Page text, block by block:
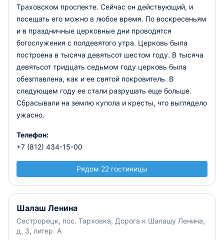
Траховском проспекте. Сейчас он действующий, и
посещать его можно в любое время. По воскресеньям
и в праздничные церковные дни проводятся
богослужения с полдевятого утра. Церковь была
построена в тысяча девятьсот шестом году. В тысяча
девятьсот тридцать седьмом году церковь была
обезглавлена, как и ее святой покровитель. В
следующем году ее стали разрушать еще больше.
Сбрасывали на землю купола и кресты, что выглядело
ужасно.
Телефон:
+7 (812) 434-15-00
Рядом 22 гостиницы
Шалаш Ленина
Сестрорецк, пос. Тарховка, Дорога к Шалашу Ленина,
д. 3, литер. А